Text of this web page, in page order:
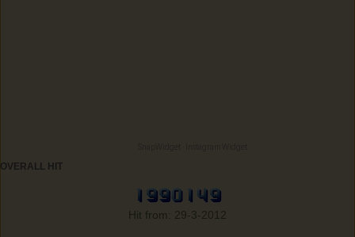
OVERALL HIT
Hit from: 29-3-2012